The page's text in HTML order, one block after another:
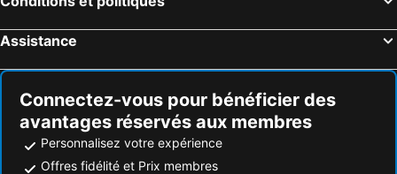
Assistance
Connectez-vous pour bénéficier des
avantages réservés aux membres
Personnalisez votre expérience
Offres fidélité et Prix membres